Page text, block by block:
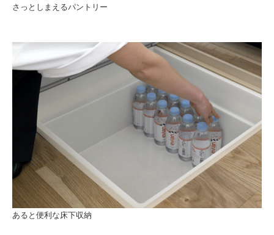
さっとしまえるパントリー
あると便利な床下収納